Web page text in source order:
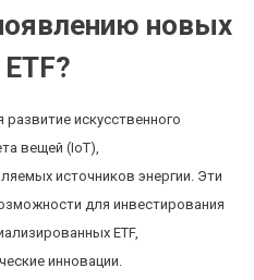
новых
искусственного
вещей (IoT),
источников энергии. Эти
для инвестирования
ETF,
инновации.